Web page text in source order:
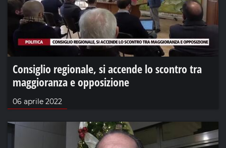
Consiglio regionale, si accende lo scontro tra
maggioranza e opposizione
06 aprile 2022